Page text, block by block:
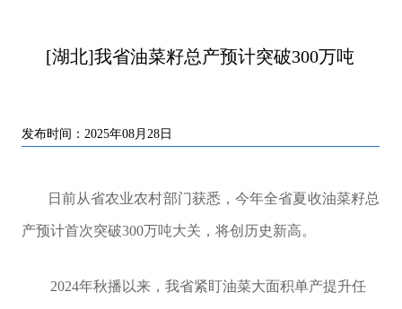
[湖北]我省油菜籽总产预计突破300万吨
发布时间：2025年08月28日
日前从省农业农村部门获悉，今年全省夏收油菜籽总
产预计首次突破300万吨大关，将创历史新高。
2024年秋播以来，我省紧盯油菜大面积单产提升任